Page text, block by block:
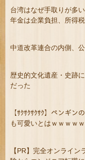
台湾はなぜ手取りが多
年金は企業負担、所得
中道改革連合の内側、
歴史的文化遺産・史跡
だった
【ｻｸｻｸｻｸｻｸ】ペンギ
も可愛いとはｗｗｗｗｗ
【PR】完全オンライ